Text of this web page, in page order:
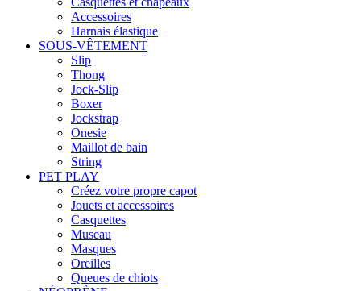
Accessoires
Harnais élastique
SOUS-VÊTEMENT
Slip
Thong
Jock-Slip
Boxer
Jockstrap
Onesie
Maillot de bain
String
PET PLAY
Créez votre propre capot
Jouets et accessoires
Casquettes
Museau
Masques
Oreilles
Queues de chiots